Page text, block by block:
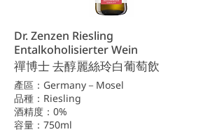
Dr. Zenzen Riesling
Entalkoholisierter Wein
禪博士 去醇麗絲玲白葡萄飲
產區：Germany－Mosel
品種：Riesling
酒精度：0%
容量：750ml